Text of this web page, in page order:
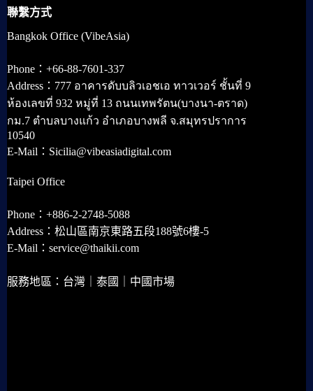
聯繫方式
Bangkok Office (VibeAsia)
Phone：+66-88-7601-337
Address：777 อาคารดับบลิวเอชเอ ทาวเวอร์ ชั้นที่ 9
ห้องเลขที่ 932 หมู่ที่ 13 ถนนเทพรัตน(บางนา-ตราด)
กม.7 ตำบลบางแก้ว อำเภอบางพลี จ.สมุทรปราการ
10540
E-Mail：Sicilia@vibeasiadigital.com
Taipei Office
Phone：+886-2-2748-5088
Address：松山區南京東路五段188號6樓-5
E-Mail：service@thaikii.com
服務地區：台灣｜泰國｜中國市場